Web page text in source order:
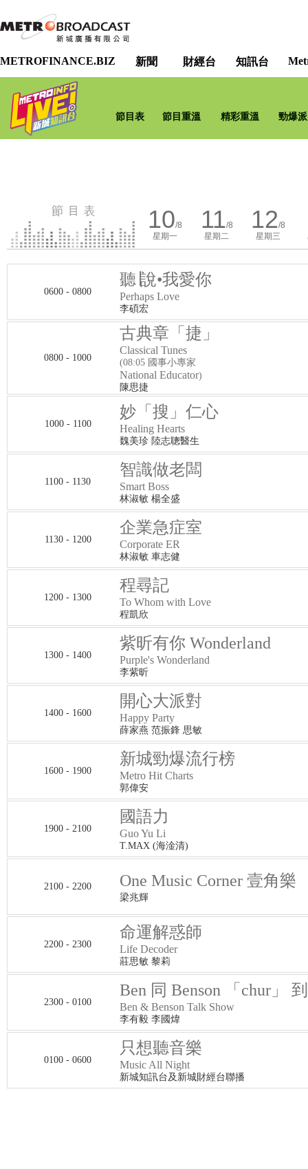
METROFINANCE.BIZ 新聞 財經台 知訊台
節目表 節目重溫 精彩重溫 勁爆
10/8
星期一
11/8
星期二
12/8
星期三
0600 - 0800
聽∣說•我愛你
Perhaps Love
李碩宏
0800 - 1000
古典章「捷」
Classical Tunes
(08:05 國事小專家
National Educator)
陳思捷
1000 - 1100
妙「搜」仁心
Healing Hearts
魏美珍 陸志聰醫生
1100 - 1130
智識做老闆
Smart Boss
林淑敏 楊全盛
1130 - 1200
企業急症室
Corporate ER
林淑敏 車志健
1200 - 1300
程尋記
To Whom with Love
程凱欣
1300 - 1400
紫昕有你 Wonderland
Purple's Wonderland
李紫昕
1400 - 1600
開心大派對
Happy Party
薛家燕 范振鋒 思敏
1600 - 1900
新城勁爆流行榜
Metro Hit Charts
郭偉安
1900 - 2100
國語力
Guo Yu Li
T.MAX (海淦清)
2100 - 2200 One Music Corner 壹角樂
梁兆輝
2200 - 2300
命運解惑師
Life Decoder
莊思敏 黎莉
2300 - 0100
Ben 同 Benson 「chur」
Ben & Benson Talk Show
李有毅 李國煒
0100 - 0600
只想聽音樂
Music All Night
新城知訊台及新城財經台聯播